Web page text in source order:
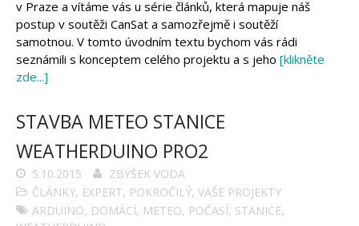
v Praze a vítáme vás u série článků, která mapuje náš
postup v soutěži CanSat a samozřejmě i soutěží
samotnou. V tomto úvodním textu bychom vás rádi
seznámili s konceptem celého projektu a s jeho [klikněte
zde...]
STAVBA METEO STANICE
WEATHERDUINO PRO2
5.10.2015
ZBYŠEK VODA
ČLÁNKY, EXPERT, POKROČILÝ, VAŠE PROJEKTY
ARDUINO, DOMÁCÍ, METEO, POČASÍ, STANICE,